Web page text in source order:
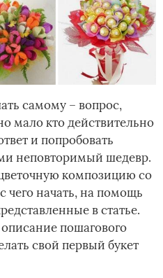
самому – вопрос,
мало кто действительно
и попробовать
неповторимый шедевр.
композицию со
чего начать, на помощь
в статье.
пошагового
свой первый букет